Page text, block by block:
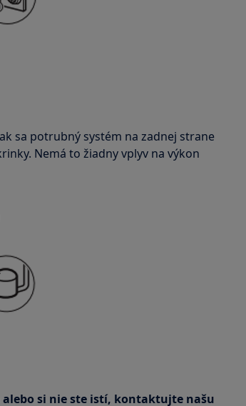
sa potrubný systém na zadnej strane
Nemá to žiadny vplyv na výkon
si nie ste istí, kontaktujte našu